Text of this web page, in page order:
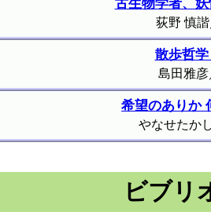
古生物学者、
荻野 慎
散歩哲
島田雅
希望のありか
やなせたか
ビブリ